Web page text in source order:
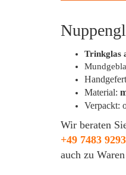
Trinkglas
Material:
Verpackt:
Wir beraten
+49 7483
auch zu